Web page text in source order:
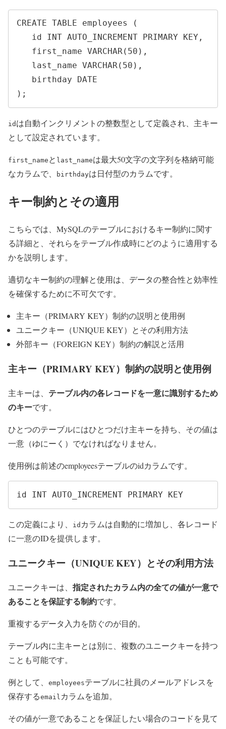
CREATE TABLE employees (
);
id は自動インクリメントの整数型として定義され、主キー
として設定されています。
first_name と last_nameは最大50文字の文字列を格納可能
なカラムで、
birthdayは日付型のカラムです。
キー制約とその適用
こちらでは、MySQLのテーブルにおけるキー制約に関す
る詳細と、それらをテーブル作成時にどのように適用する
かを説明します。
適切なキー制約の理解と使用は、データの整合性と効率性
を確保するために不可欠です。
主キー（PRIMARY KEY）制約の説明と使用例
ユニークキー（UNIQUE KEY）とその利用方法
外部キー（FOREIGN KEY）制約の解説と活用
主キー（PRIMARY KEY）制約の説明と使用例
主キーは、 テーブル内の各レコードを一意に識別するため
のキーです。
ひとつのテーブルにはひとつだけ主キーを持ち、その値は
一意（ゆにーく）でなければなりません。
使用例は前述のemployeesテーブルのidカラムです。
id INT AUTO_INCREMENT PRIMARY KEY
この定義により、 id カラムは自動的に増加し、各レコード
に一意のIDを提供します。
ユニークキー（UNIQUE KEY）とその利用方法
ユニークキーは、 指定されたカラム内の全ての値が一意で
あることを保証する制約です。
重複するデータ入力を防ぐのが目的。
テーブル内に主キーとは別に、複数のユニークキーを持つ
ことも可能です。
例として、 employeesテーブルに社員のメールアドレスを
保存するemail カラムを追加。
その値が一意であることを保証したい場合のコードを見て